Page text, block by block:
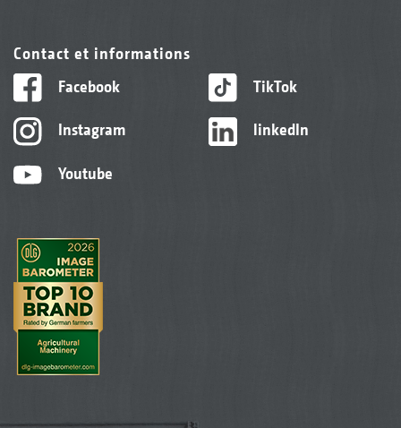
Contact et informations
Facebook
Instagram
Youtube
TikTok
linkedIn